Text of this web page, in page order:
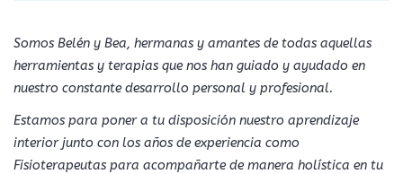
Somos Belén y Bea, hermanas y amantes de todas aquellas
herramientas y terapias que nos han guiado y ayudado en
nuestro constante desarrollo personal y profesional.
Estamos para poner a tu disposición nuestro aprendizaje
interior junto con los años de experiencia como
Fisioterapeutas para acompañarte de manera holística en tu